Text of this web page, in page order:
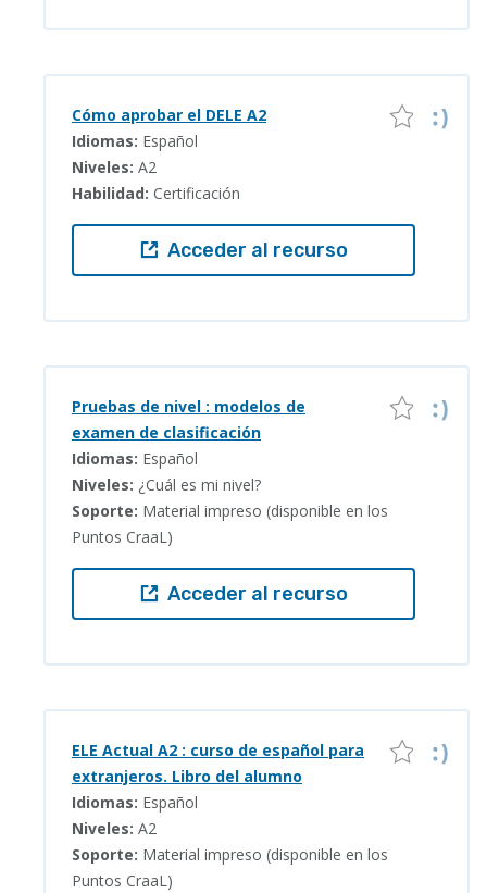
Cómo aprobar el DELE A2
Idiomas: Español
Niveles: A2
Habilidad: Certificación
Acceder al recurso
Pruebas de nivel : modelos de
examen de clasificación
Idiomas: Español
Niveles: ¿Cuál es mi nivel?
Soporte: Material impreso (disponible en los
Puntos CraaL)
Acceder al recurso
ELE Actual A2 : curso de español para
extranjeros. Libro del alumno
Idiomas: Español
Niveles: A2
Soporte: Material impreso (disponible en los
Puntos CraaL)